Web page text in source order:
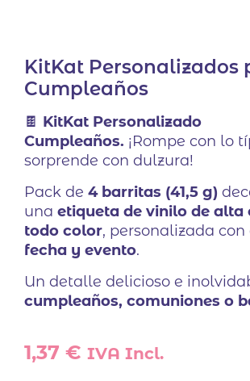
KitKat Personalizados
Cumpleaños
🍫 KitKat Personalizado
Cumpleaños. ¡Rompe con lo
sorprende con dulzura!
Pack de 4 barritas (41,5 g)
una etiqueta de vinilo de alta
todo color, personalizada con
fecha y evento.
Un detalle delicioso e
cumpleaños, comuniones o
1,37 € IVA Incl.